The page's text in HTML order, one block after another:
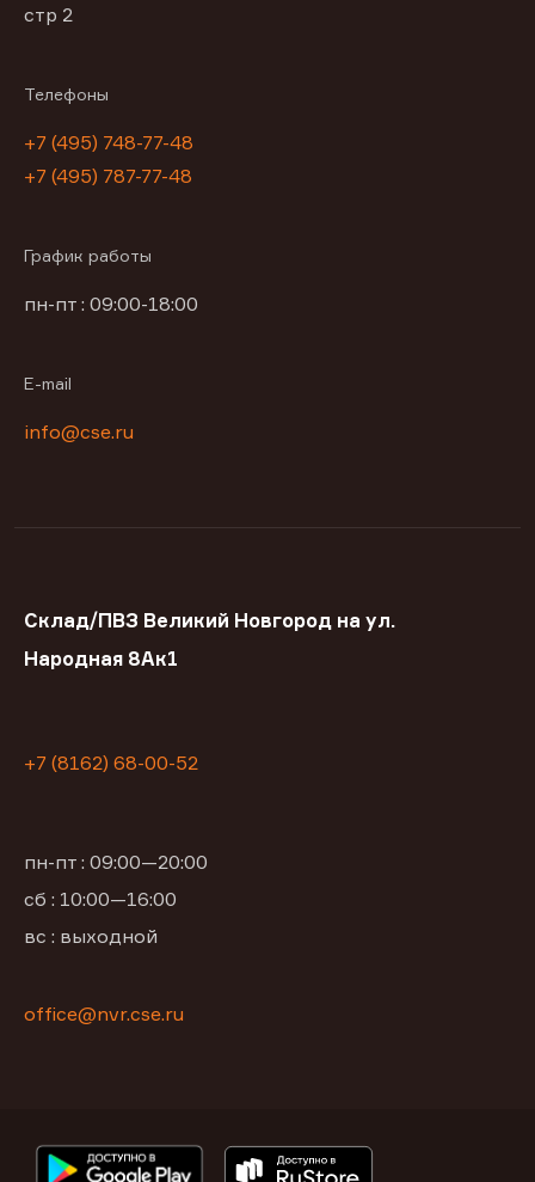
стр 2
Телефоны
+7 (495) 748-77-48
+7 (495) 787-77-48
График работы
пн-пт : 09:00-18:00
E-mail
info@cse.ru
Склад/ПВЗ Великий Новгород на ул.
Народная 8Ак1
+7 (8162) 68-00-52
пн-пт : 09:00—20:00
сб : 10:00—16:00
вс : выходной
office@nvr.cse.ru